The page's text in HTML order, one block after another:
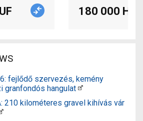
180 000 HUF
fejlődő szervezés, kemény
granfondós hangulat
210 kilométeres gravel kihívás vár